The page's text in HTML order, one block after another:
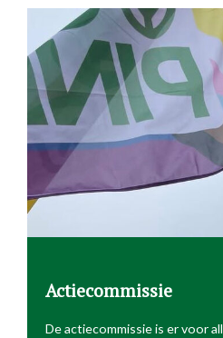
Actiecommissie
De actiecommissie is er voor